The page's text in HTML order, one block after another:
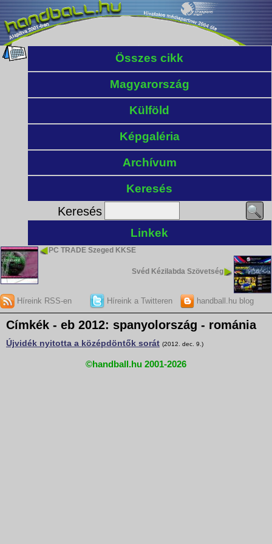
Összes cikk
Magyarország
Külföld
Képgaléria
Archívum
Keresés
Keresés
Linkek
PC TRADE Szeged KKSE
Svéd Kézilabda Szövetség
Híreink RSS-en Híreink a Twitteren handball.hu blog
Címkék - eb 2012: spanyolország - románia
Újvidék nyitotta a középdöntők sorát (2012. dec. 9.)
©handball.hu 2001-2026